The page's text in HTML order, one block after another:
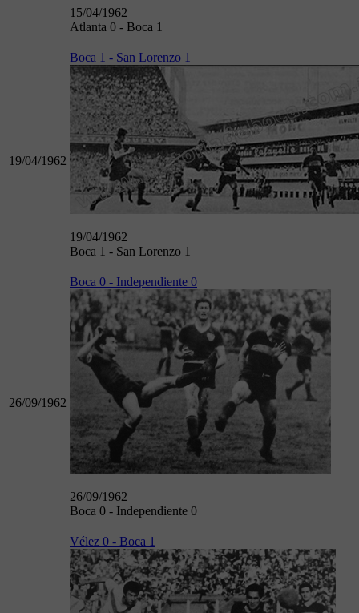
15/04/1962
Atlanta 0 - Boca 1
19/04/1962
Boca 1 - San Lorenzo 1
19/04/1962
Boca 1 - San Lorenzo 1
26/09/1962
Boca 0 - Independiente 0
26/09/1962
Boca 0 - Independiente 0
Vélez 0 - Boca 1